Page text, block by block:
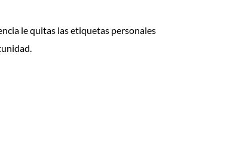
le quitas las etiquetas personales